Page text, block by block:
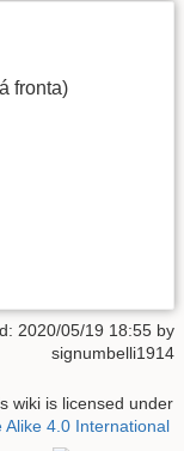
fronta)
2020/05/19 18:55 by
signumbelli1914
wiki is licensed under
Alike 4.0 International